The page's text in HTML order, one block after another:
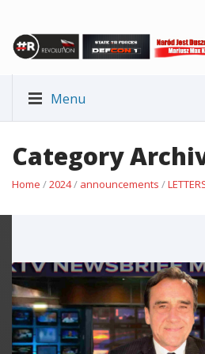
Menu
Category
Home /2024/ announcements /